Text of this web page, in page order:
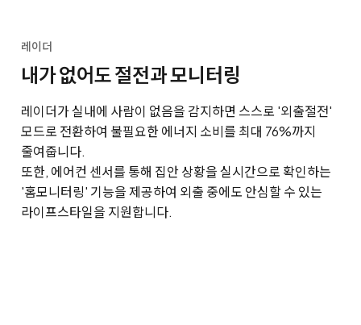
레이더
내가 없어도 절전과 모니터링
레이더가 실내에 사람이 없음을 감지하면 스스로 '외출절전'
모드로 전환하여 불필요한 에너지 소비를 최대 76%까지
줄여줍니다.
또한, 에어컨 센서를 통해 집안 상황을 실시간으로 확인하는
'홈모니터링' 기능을 제공하여 외출 중에도 안심할 수 있는
라이프스타일을 지원합니다.